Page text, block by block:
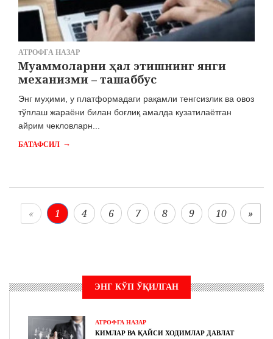
АТРОФГА НАЗАР
Муаммоларни ҳал этишнинг янги
механизми – ташаббус
Энг муҳими, у платформадаги рақамли тенгсизлик ва овоз
тўплаш жараёни билан боғлиқ амалда кузатилаётган
айрим чекловларн...
БАТАФСИЛ →
« 1 4 6 7 8 9 10 »
ЭНГ КЎП ЎҚИЛГАН
АТРОФГА НАЗАР
КИМЛАР ВА ҚАЙСИ ХОДИМЛАР ДАВЛАТ